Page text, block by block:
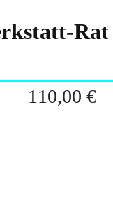
Rat
110,00 €